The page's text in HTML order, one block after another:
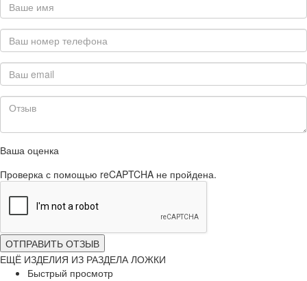
Ваша оценка
Проверка с помощью reCAPTCHA не пройдена.
ОТПРАВИТЬ ОТЗЫВ
ЕЩЁ ИЗДЕЛИЯ ИЗ РАЗДЕЛА ЛОЖКИ
Быстрый просмотр